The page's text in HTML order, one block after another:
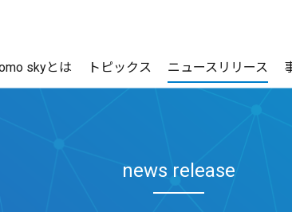
skyとは トピックス ニュースリリース
news release